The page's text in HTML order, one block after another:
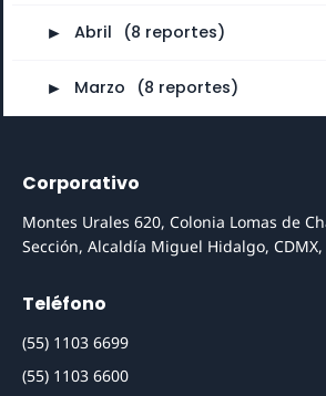
► Abril (8 reportes)
► Marzo (8 reportes)
Corporativo
Montes Urales 620, Colonia Lomas de
Sección, Alcaldía Miguel Hidalgo, CDMX,
Teléfono
(55) 1103 6699
(55) 1103 6600